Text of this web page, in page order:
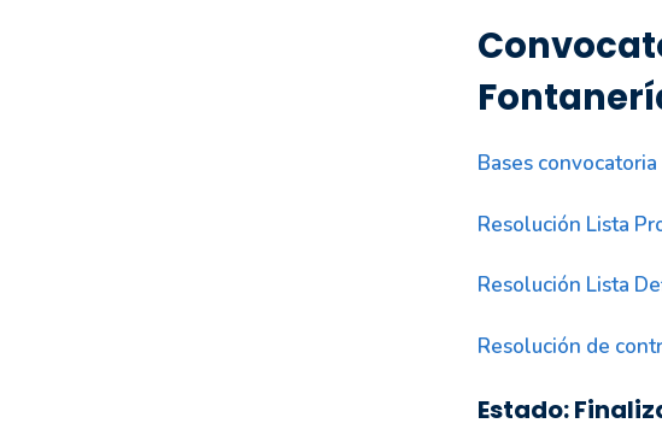
Bases
Resolución Lista
Resolución Lista
Resolución de
Estado: